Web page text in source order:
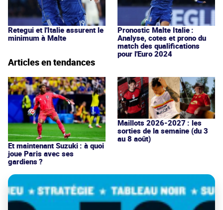
Retegui et l'Italie assurent le
minimum à Malte
Pronostic Malte Italie :
Analyse, cotes et prono du
match des qualifications
pour l'Euro 2024
Articles en tendances
Et maintenant Suzuki : à quoi
joue Paris avec ses
gardiens ?
Maillots 2026-2027 : les
sorties de la semaine (du 3
au 8 août)